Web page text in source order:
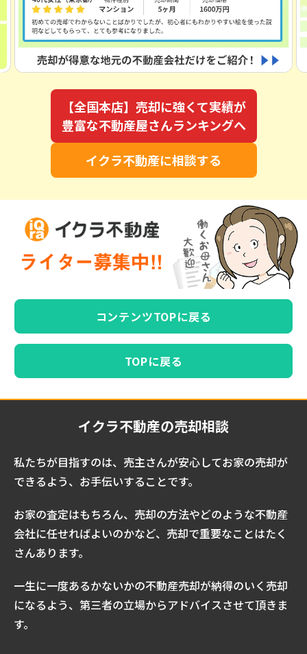
【全国本店】売却に強くて実績が
豊富な不動産屋さんランキングへ
イクラ不動産に相談する
コンテンツTOPに戻る
TOPに戻る
イクラ不動産の売却相談
私たちが目指すのは、売主さんが安心してお家の売却が
できるよう、お手伝いすることです。
お家の査定はもちろん、売却の方法やどのような不動産
会社に任せればよいのかなど、売却で重要なことはたく
さんあります。
一生に一度あるかないかの不動産売却が納得のいく売却
になるよう、第三者の立場からアドバイスさせて頂きま
す。